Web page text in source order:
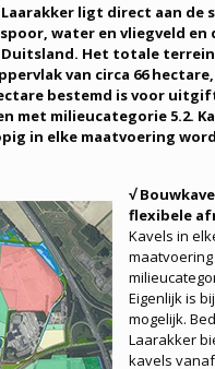
ligt direct aan de
water en vliegveld
Duitsland. Het totale
van circa 66
bestemd is voor
met milieucategorie 5.2.
in elke maatvoering
√
flexibele
Kavels in
Eigenlijk is
mogelijk.
Laarakker
kavels vanaf